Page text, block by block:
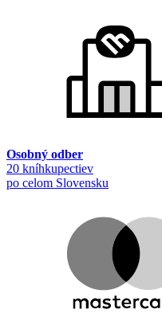
Osobný odber
20 kníhkupectiev
po celom Slovensku